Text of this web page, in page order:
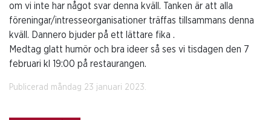
om vi inte har något svar denna kväll. Tanken är att alla
föreningar/intresseorganisationer träffas tillsammans denna
kväll. Dannero bjuder på ett lättare fika .
Medtag glatt humör och bra ideer så ses vi tisdagen den 7
februari kl 19:00 på restaurangen.
Publicerad måndag 23 januari 2023.